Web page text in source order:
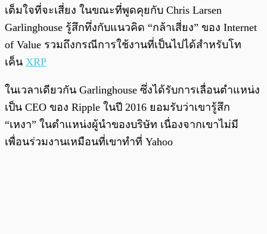
เต็มใจที่จะเสี่ยง ในขณะที่พูดคุยกับ Chris Larsen
Garlinghouse รู้สึกทึ่งกับแนวคิด “กล้าเสี่ยง” ของ Internet
of Value รวมถึงกรณีการใช้งานที่เป็นไปได้สำหรับโท
เค็น XRP
ในเวลาเดียวกัน Garlinghouse ซึ่งได้รับการเลื่อนตำแหน่ง
เป็น CEO ของ Ripple ในปี 2016 ยอมรับว่าเขารู้สึก
“เหงา” ในตำแหน่งผู้นำของบริษัท เนื่องจากเขาไม่มี
เพื่อนร่วมงานเหมือนที่เขาทำที่ Yahoo